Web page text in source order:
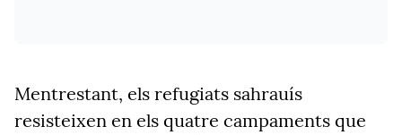
Mentrestant, els refugiats sahrauís
resisteixen en els quatre campaments que